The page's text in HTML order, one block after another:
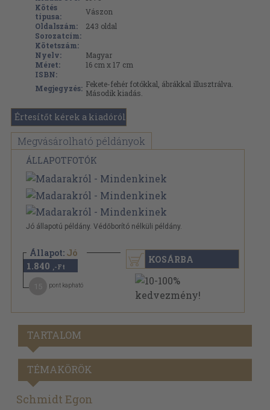
Kötés
típusa:
Vászon
Oldalszám:
243 oldal
Sorozatcím:
Kötetszám:
Nyelv:
Magyar
Méret:
16 cm x 17 cm
ISBN:
Megjegyzés: Fekete-fehér fotókkal, ábrákkal illusztrálva.
Második kiadás.
Értesítőt kérek a kiadóról
Megvásárolható példányok
ÁLLAPOTFOTÓK
Jó állapotú példány. Védőborító nélküli példány.
Állapot: Jó
1.840 ,-Ft
pont kapható
KOSÁRBA
TARTALOM
TÉMAKÖRÖK
Schmidt Egon